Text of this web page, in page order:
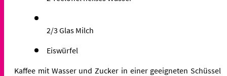
2/3 Glas Milch
Eiswürfel
Kaffee mit Wasser und Zucker in einer geeigneten Schüssel